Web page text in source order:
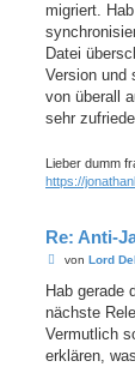
migriert.
Datei
Version und
von überall
sehr
Lieber dumm
https://
Re: Anti-
B
i
r
a
von Lord
Hab gerade
nächste
Vermutlich
erklären,